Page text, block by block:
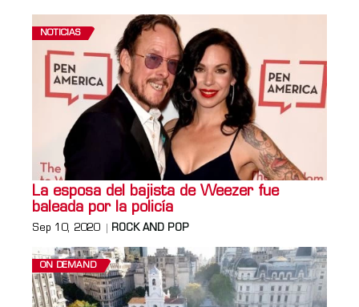
NOTICIAS
La esposa del bajista de Weezer fue
baleada por la policía
Sep 10, 2020 ROCK AND POP
ON DEMAND